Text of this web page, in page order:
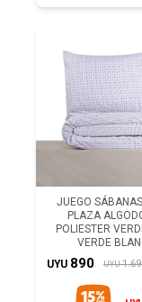
JUEGO
PLAZA
POLIESTER
VERDE
UYU 890 UYU